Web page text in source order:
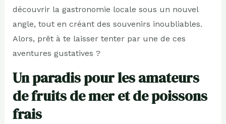
découvrir la gastronomie locale sous un nouvel
angle, tout en créant des souvenirs inoubliables.
Alors, prêt à te laisser tenter par une de ces
aventures gustatives ?
Un paradis pour les amateurs
de fruits de mer et de poissons
frais